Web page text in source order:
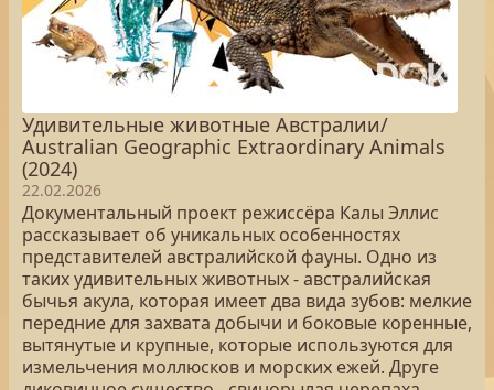
Удивительные животные Австралии/
Australian Geographic Extraordinary Animals
(2024)
22.02.2026
Документальный проект режиссёра Калы Эллис
рассказывает об уникальных особенностях
представителей австралийской фауны. Одно из
таких удивительных животных - австралийская
бычья акула, которая имеет два вида зубов: мелкие
передние для захвата добычи и боковые коренные,
вытянутые и крупные, которые используются для
измельчения моллюсков и морских ежей. Друге